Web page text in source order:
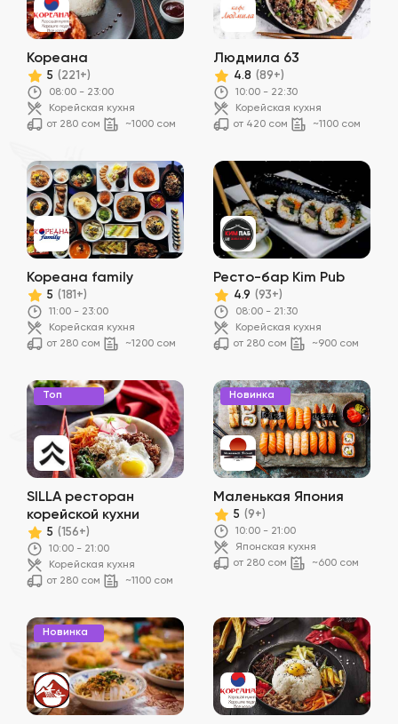
Кореана
5 (221+)
08:00 - 23:00
Корейская кухня
от 280 сом
~1000 сом
Людмила 63
4.8 (89+)
10:00 - 22:30
Корейская кухня
от 420 сом
~1100 сом
Кореана family
5 (181+)
11:00 - 23:00
Корейская кухня
от 280 сом
~1200 сом
Ресто-бар Kim Pub
4.9 (93+)
08:00 - 21:30
Корейская кухня
от 280 сом
~900 сом
Топ
SILLA ресторан
корейской кухни
5 (156+)
10:00 - 21:00
Корейская кухня
от 280 сом
~1100 сом
Новинка
Маленькая Япония
5 (9+)
10:00 - 21:00
Японская кухня
от 280 сом
~600 сом
Новинка